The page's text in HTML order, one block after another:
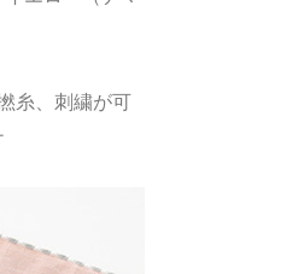
糸、刺繍が可